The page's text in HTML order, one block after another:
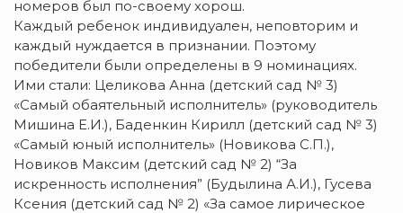
номеров был по-своему хорош.
Каждый ребенок индивидуален, неповторим и
каждый нуждается в признании. Поэтому
победители были определены в 9 номинациях.
Ими стали: Целикова Анна (детский сад № 3)
«Самый обаятельный исполнитель» (руководитель
Мишина Е.И.), Баденкин Кирилл (детский сад № 3)
«Самый юный исполнитель» (Новикова С.П.),
Новиков Максим (детский сад № 2) “За
искренность исполнения” (Будылина А.И.), Гусева
Ксения (детский сад № 2) «За самое лирическое